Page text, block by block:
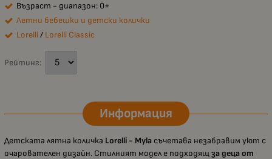
Възраст - диапазон: 0+
Летни бебешки и детски колички
Lorelli/ Lorelli Classic
Рейтинг:
Информация
Детската лятна количка Lorelli - Myla съчетава незабравим уют с
очарователен дизайн. Стилният модел е подходящза деца от